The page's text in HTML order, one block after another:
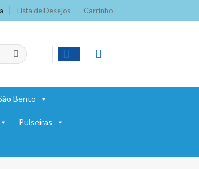
Lista de Desejos Carrinho
Bento
Pulseiras